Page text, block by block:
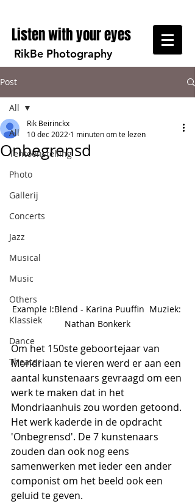
Listen with your eyes
RikBe Photography
Post
All
Tentoonstelling
Photo
Gallerij
Concerts
Jazz
Musical
Music
Others
Klassiek
Dance
Theater
All
Onbegrensd
Rik Beirinckx
10 dec 2022 1 minuten om te lezen
Example I:Blend - Karina Puuffin  Muziek:
Nathan Bonkerk
Om het 150ste geboortejaar van
Mondriaan te vieren werd er aan een
aantal kunstenaars gevraagd om een
werk te maken dat in het
Mondriaanhuis zou worden getoond.
Het werk kaderde in de opdracht
'Onbegrensd'. De 7 kunstenaars
zouden dan ook nog eens
samenwerken met ieder een ander
componist om het beeld ook een
geluid te geven.